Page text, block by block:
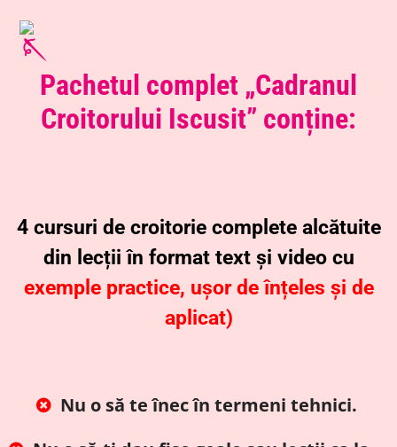
Pachetul complet „Cadranul
Croitorului Iscusit” conține:
4 cursuri de croitorie complete alcătuite
din lecții în format text și video cu
exemple practice, ușor de înțeles și de
aplicat)
Nu o să te înec în termeni tehnici.